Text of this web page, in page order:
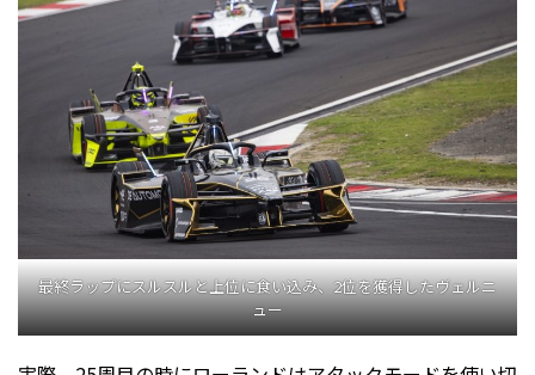
最終ラップにスルスルと上位に食い込み、2位を獲得したヴェルニ
ュー